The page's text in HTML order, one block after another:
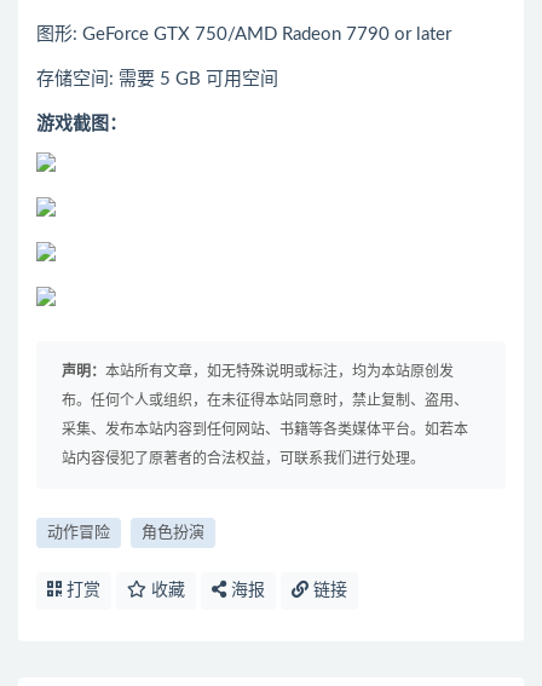
图形: GeForce GTX 750/AMD Radeon 7790 or later
存储空间: 需要 5 GB 可用空间
游戏截图：
声明： 本站所有文章，如无特殊说明或标注，均为本站原创发
布。任何个人或组织，在未征得本站同意时，禁止复制、盗用、
采集、发布本站内容到任何网站、书籍等各类媒体平台。如若本
站内容侵犯了原著者的合法权益，可联系我们进行处理。
动作冒险 角色扮演
打赏 收藏 海报 链接